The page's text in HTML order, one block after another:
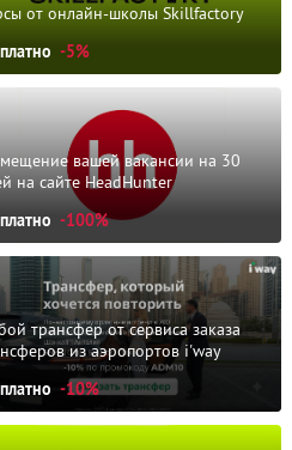
от онлайн-школы Skillfactory
-5%
вашей вакансии на 30
на сайте HeadHunter
-100%
трансфер от сервиса заказа
из аэропортов i'way
-10%